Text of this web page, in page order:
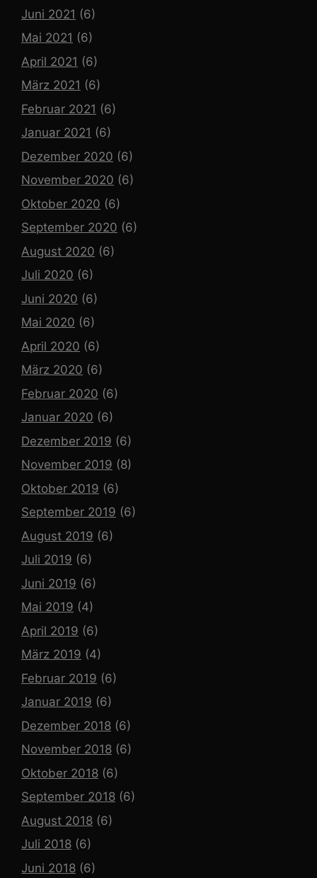
Juni 2021 (6)
Mai 2021 (6)
April 2021 (6)
März 2021 (6)
Februar 2021 (6)
Januar 2021 (6)
Dezember 2020 (6)
November 2020 (6)
Oktober 2020 (6)
September 2020 (6)
August 2020 (6)
Juli 2020 (6)
Juni 2020 (6)
Mai 2020 (6)
April 2020 (6)
März 2020 (6)
Februar 2020 (6)
Januar 2020 (6)
Dezember 2019 (6)
November 2019 (8)
Oktober 2019 (6)
September 2019 (6)
August 2019 (6)
Juli 2019 (6)
Juni 2019 (6)
Mai 2019 (4)
April 2019 (6)
März 2019 (4)
Februar 2019 (6)
Januar 2019 (6)
Dezember 2018 (6)
November 2018 (6)
Oktober 2018 (6)
September 2018 (6)
August 2018 (6)
Juli 2018 (6)
Juni 2018 (6)